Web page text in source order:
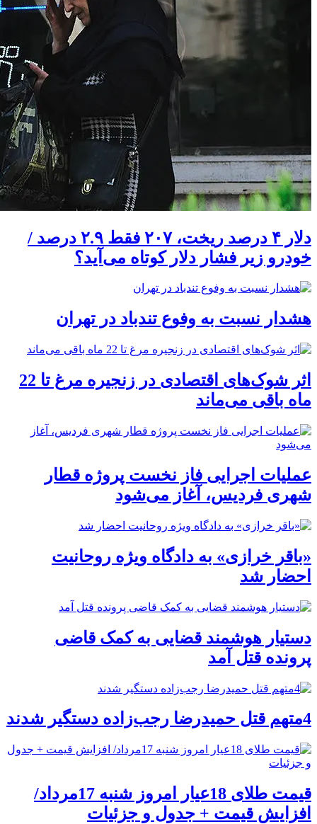
دلار ۴ درصد ریخت، ۲۰۷ فقط ۲.۹ درصد /
خودرو زیر فشار دلار کوتاه می‌آید؟
هشدار نسبت به وفوع تندباد در تهران
اثر شوک‌های اقتصادی در زنجیره مرغ تا 22
ماه باقی می‌ماند
عملیات اجرایی فاز نخست پروژه قطار
شهری فردیس، آغاز می‌شود
«باقر خرازی» به دادگاه ویژه روحانیت
احضار شد
دستیار هوشمند قضایی به کمک قاضی
پرونده قتل آمد
4متهم قتل حمیدرضا رجب‌زاده دستگیر شدند
قیمت طلای 18عیار امروز شنبه 17مرداد/
افزایش قیمت + جدول و جزئیات